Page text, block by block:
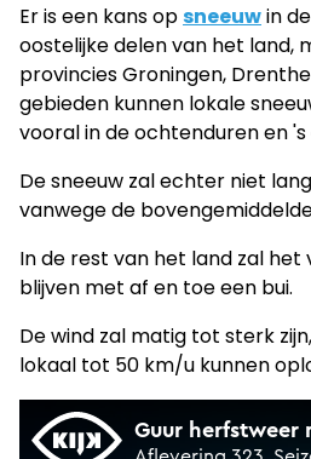
Er is een kans opsneeuwin
oostelijke delen van het land,
provincies Groningen,
gebieden kunnen lokale
vooral in de ochtenduren en 's
De sneeuw zal echter niet
vanwege de
In de rest van het land zal
blijven met af en toe een bui.
De wind zal matig tot sterk
lokaal tot 50 km/u kunnen